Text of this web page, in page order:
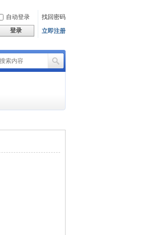
自动登录
找回密码
登录 立即注册